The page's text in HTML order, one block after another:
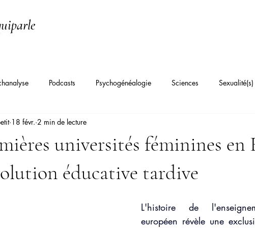
Podcasts Psychogénéalogie Sciences Sexualité(s)
Psychanalyse Transgénérationnelle
Angoisse Burn-out / Épuisement
Syndrome de l'imposteur Troubles du sommeil
universités féminines en
éducative tardive
18 févr. 2 min de lecture
L'histoire de
européen révèle une